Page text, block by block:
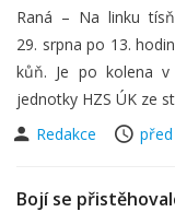
Raná – Na linku
29. srpna po 13.
kůň. Je po kolena
jednotky HZS ÚK ze
Redakce
Bojí se